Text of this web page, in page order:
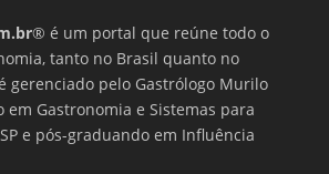
® é um portal que reúne todo o
tanto no Brasil quanto no
gerenciado pelo Gastrólogo Murilo
em Gastronomia e Sistemas para
e pós-graduando em Influência